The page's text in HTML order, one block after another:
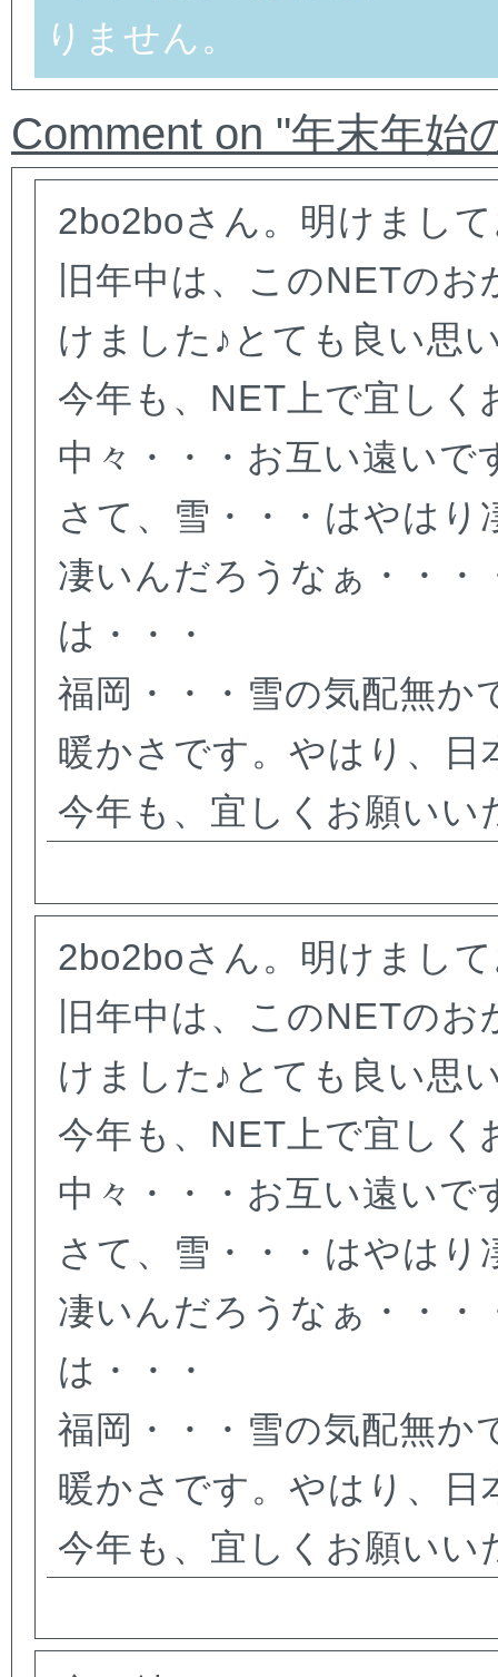
りません。
Comment on "年末年始
2bo2boさん。明けまし
旧年中は、このNETの
けました♪とても良い思
今年も、NET上で宜し
中々・・・お互い遠いで
さて、雪・・・はやはり
凄いんだろうなぁ・・
は・・・
福岡・・・雪の気配無か
暖かさです。やはり、
今年も、宜しくお願いい
2bo2boさん。明けまし
旧年中は、このNETの
けました♪とても良い思
今年も、NET上で宜し
中々・・・お互い遠いで
さて、雪・・・はやはり
凄いんだろうなぁ・・
は・・・
福岡・・・雪の気配無か
暖かさです。やはり、
今年も、宜しくお願いい